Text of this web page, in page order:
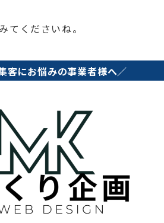
てくださいね。
客にお悩みの事業者様へ／